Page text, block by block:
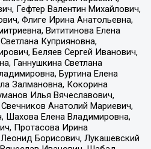
Гефтер Валентин Михайлович,
Флиге Ирина Анатольевна,
Вититинова Елена
Куприяновна,
Беляев Сергей Иванович,
Ганнушкина Светлана
Буртина Елена
Залмановна, Кокорина
Илья Вячеславович,
Анатолий Мариевич,
Шахова Елена Владимировна,
Протасова Ирина
Борисович, Лукашевский